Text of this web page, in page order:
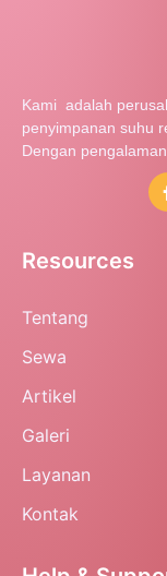
Kami adalah
penyimpanan suhu
Dengan
Resources
Tentang
Sewa
Artikel
Galeri
Layanan
Kontak